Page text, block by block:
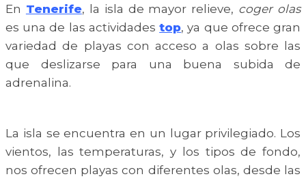
En Tenerife, la isla de mayor relieve, coger olas
es una de las actividadestop, ya que ofrece gran
variedad de playas con acceso a olas sobre las
que deslizarse para una buena subida de
adrenalina.
La isla se encuentra en un lugar privilegiado. Los
vientos, las temperaturas, y los tipos de fondo,
nos ofrecen playas con diferentes olas, desde las